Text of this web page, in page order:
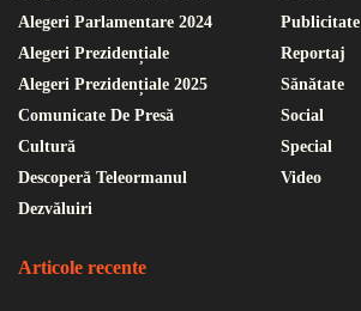
Alegeri Parlamentare 2024
Alegeri Prezidențiale
Alegeri Prezidențiale 2025
Comunicate De Presă
Cultură
Descoperă Teleormanul
Dezvăluiri
Publicitate
Reportaj
Sănătate
Social
Special
Video
Articole recente